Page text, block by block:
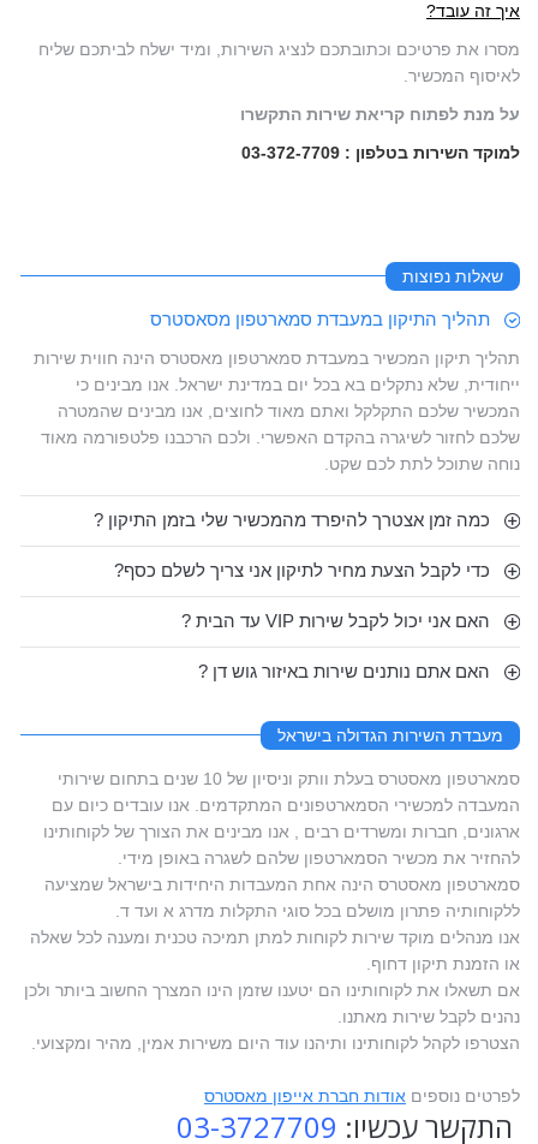
איך זה עובד?
מסרו את פרטיכם וכתובתכם לנציג השירות, ומיד ישלח לביתכם שליח
לאיסוף המכשיר.
על מנת לפתוח קריאת שירות התקשרו
למוקד השירות בטלפון : 03-372-7709
שאלות נפוצות
תהליך התיקון במעבדת סמארטפון מסאסטרס
תהליך תיקון המכשיר במעבדת סמארטפון מאסטרס הינה חווית שירות
ייחודית, שלא נתקלים בא בכל יום במדינת ישראל. אנו מבינים כי
המכשיר שלכם התקלקל ואתם מאוד לחוצים, אנו מבינים שהמטרה
שלכם לחזור לשיגרה בהקדם האפשרי. ולכם הרכבנו פלטפורמה מאוד
נוחה שתוכל לתת לכם שקט.
כמה זמן אצטרך להיפרד מהמכשיר שלי בזמן התיקון ?
כדי לקבל הצעת מחיר לתיקון אני צריך לשלם כסף?
האם אני יכול לקבל שירות VIP עד הבית ?
האם אתם נותנים שירות באיזור גוש דן ?
מעבדת השירות הגדולה בישראל
סמארטפון מאסטרס בעלת וותק וניסיון של 10 שנים בתחום שירותי
המעבדה למכשירי הסמארטפונים המתקדמים. אנו עובדים כיום עם
ארגונים, חברות ומשרדים רבים , אנו מבינים את הצורך של לקוחותינו
להחזיר את מכשיר הסמארטפון שלהם לשגרה באופן מידי.
סמארטפון מאסטרס הינה אחת המעבדות היחידות בישראל שמציעה
ללקוחותיה פתרון מושלם בכל סוגי התקלות מדרג א ועד ד.
אנו מנהלים מוקד שירות לקוחות למתן תמיכה טכנית ומענה לכל שאלה
או הזמנת תיקון דחוף.
אם תשאלו את לקוחותינו הם יטענו שזמן הינו המצרך החשוב ביותר ולכן
נהנים לקבל שירות מאתנו.
הצטרפו לקהל לקוחותינו ותיהנו עוד היום משירות אמין, מהיר ומקצועי.
לפרטים נוספים אודות חברת אייפון מאסטרס
התקשר עכשיו: 03-3727709